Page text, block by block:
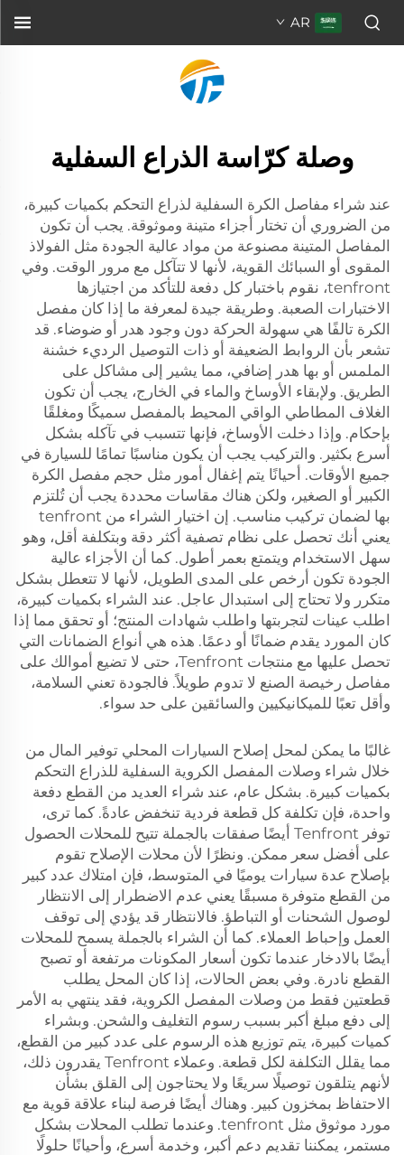
AR
وصلة كرّاسة الذراع السفلية
عند شراء مفاصل الكرة السفلية لذراع التحكم بكميات كبيرة،
من الضروري أن تختار أجزاء متينة وموثوقة. يجب أن تكون
المفاصل المتينة مصنوعة من مواد عالية الجودة مثل الفولاذ
المقوى أو السبائك القوية، لأنها لا تتآكل مع مرور الوقت. وفي
tenfront، نقوم باختبار كل دفعة للتأكد من اجتيازها
الاختبارات الصعبة. وطريقة جيدة لمعرفة ما إذا كان مفصل
الكرة تالفًا هي سهولة الحركة دون وجود هدر أو ضوضاء. قد
تشعر بأن الروابط الضعيفة أو ذات التوصيل الرديء خشنة
الملمس أو بها هدر إضافي، مما يشير إلى مشاكل على
الطريق. ولإبقاء الأوساخ والماء في الخارج، يجب أن تكون
الغلاف المطاطي الواقي المحيط بالمفصل سميكًا ومغلقًا
بإحكام. وإذا دخلت الأوساخ، فإنها تتسبب في تآكله بشكل
أسرع بكثير. والتركيب يجب أن يكون مناسبًا تمامًا للسيارة في
جميع الأوقات. أحيانًا يتم إغفال أمور مثل حجم مفصل الكرة
الكبير أو الصغير، ولكن هناك مقاسات محددة يجب أن تُلتزم
بها لضمان تركيب مناسب. إن اختيار الشراء من tenfront
يعني أنك تحصل على نظام تصفية أكثر دقة وبتكلفة أقل، وهو
سهل الاستخدام ويتمتع بعمر أطول. كما أن الأجزاء عالية
الجودة تكون أرخص على المدى الطويل، لأنها لا تتعطل بشكل
متكرر ولا تحتاج إلى استبدال عاجل. عند الشراء بكميات كبيرة،
اطلب عينات لتجربتها واطلب شهادات المنتج؛ أو تحقق مما إذا
كان المورد يقدم ضمانًا أو دعمًا. هذه هي أنواع الضمانات التي
تحصل عليها مع منتجات Tenfront، حتى لا تضيع أموالك على
مفاصل رخيصة الصنع لا تدوم طويلاً. فالجودة تعني السلامة،
وأقل تعبًا للميكانيكيين والسائقين على حد سواء.
غالبًا ما يمكن لمحل إصلاح السيارات المحلي توفير المال من
خلال شراء وصلات المفصل الكروية السفلية للذراع التحكم
بكميات كبيرة. بشكل عام، عند شراء العديد من القطع دفعة
واحدة، فإن تكلفة كل قطعة فردية تنخفض عادةً. كما ترى،
توفر Tenfront أيضًا صفقات بالجملة تتيح للمحلات الحصول
على أفضل سعر ممكن. ونظرًا لأن محلات الإصلاح تقوم
بإصلاح عدة سيارات يوميًا في المتوسط، فإن امتلاك عدد كبير
من القطع متوفرة مسبقًا يعني عدم الاضطرار إلى الانتظار
لوصول الشحنات أو التباطؤ. فالانتظار قد يؤدي إلى توقف
العمل وإحباط العملاء. كما أن الشراء بالجملة يسمح للمحلات
أيضًا بالادخار عندما تكون أسعار المكونات مرتفعة أو تصبح
القطع نادرة. وفي بعض الحالات، إذا كان المحل يطلب
قطعتين فقط من وصلات المفصل الكروية، فقد ينتهي به الأمر
إلى دفع مبلغ أكبر بسبب رسوم التغليف والشحن. وبشراء
كميات كبيرة، يتم توزيع هذه الرسوم على عدد كبير من القطع،
مما يقلل التكلفة لكل قطعة. وعملاء Tenfront يقدرون ذلك،
لأنهم يتلقون توصيلًا سريعًا ولا يحتاجون إلى القلق بشأن
الاحتفاظ بمخزون كبير. وهناك أيضًا فرصة لبناء علاقة قوية مع
مورد موثوق مثل tenfront. وعندما تطلب المحلات بشكل
مستمر، يمكننا تقديم دعم أكبر، وخدمة أسرع، وأحيانًا حلولًا